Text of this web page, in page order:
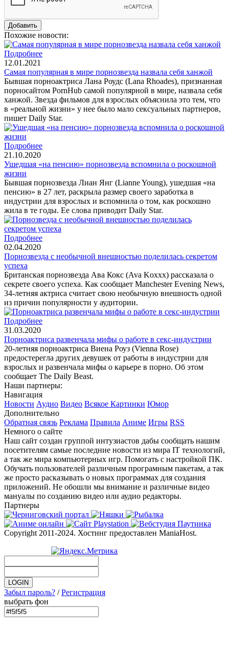
Похожие новости:
Подробнее
12.01.2021
Самая популярная в мире порнозвезда назвала себя ханжой
Бывшая порноактриса Лана Роудс (Lana Rhoades), признанная
порносайтом PornHub самой популярной в мире, назвала себя
ханжой. Звезда фильмов для взрослых объяснила это тем, что
в «реальной жизни» у нее было мало сексуальных партнеров,
пишет Daily Star.
Подробнее
21.10.2020
Ушедшая «на пенсию» порнозвезда вспомнила о роскошной
жизни
Бывшая порнозвезда Лиан Янг (Lianne Young), ушедшая «на
пенсию» в 27 лет, раскрыла размер своего заработка в
индустрии для взрослых и вспомнила о том, как роскошно
жила в те годы. Ее слова приводит Daily Star.
Подробнее
02.04.2020
Порнозвезда с необычной внешностью поделилась секретом
успеха
Британская порнозвезда Ава Кокс (Ava Koxxx) рассказала о
секрете своего успеха. Как сообщает Manchester Evening News,
34-летняя актриса считает свою необычную внешность одной
из причин популярности у аудитории.
Подробнее
31.03.2020
Порноактриса развенчала мифы о работе в секс-индустрии
20-летняя порноактриса Виена Роуз (Vienna Rose)
предостерегла других девушек от работы в индустрии для
взрослых и развенчала мифы о карьере в порно. Об этом
сообщает The Daily Beast.
Наши партнеры:
Навигация
Новости Аудио Видео Всякое Картинки Юмор
Дополнительно
Обратная связь Реклама Правила Аниме Игры RSS
Немного о сайте
Наш сайт создан группой интузиастов дабы сообщать нашим
посетителям самые последние новости из мира IT технологий,
а так же мира компьютерных игр. Помогать с настройкой ПК.
Обучать пользователей различным програмным пакетам, а так
же просто расказывать о новых программах для создания
приложений. Не обошли мы внимание и различные видео
мануалы по созданию видео или аудио редакторы.
Партнеры
Copyright 2011-2024. Хостинг предоставлен ManiaHost.
Забыл пароль? /Регистрация
выбрать фон